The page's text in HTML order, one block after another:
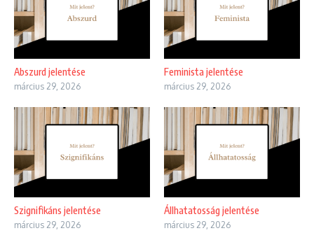
Abszurd jelentése
március 29, 2026
Feminista jelentése
március 29, 2026
Szignifikáns jelentése
március 29, 2026
Állhatatosság jelentése
március 29, 2026